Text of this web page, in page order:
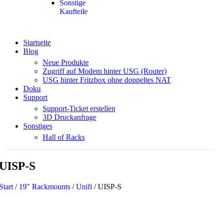
Sonstige
Kaufteile
Startseite
Blog
Neue Produkte
Zugriff auf Modem hinter USG (Router)
USG hinter Fritzbox ohne doppeltes NAT
Doku
Support
Support-Ticket erstellen
3D Druckanfrage
Sonstiges
Hall of Racks
S
/ 19" Rackmounts / Unifi / UISP-S